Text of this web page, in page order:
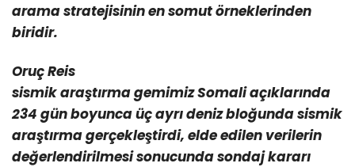
arama stratejisinin en somut örneklerinden
biridir.
Oruç Reis
sismik araştırma gemimiz Somali açıklarında
234 gün boyunca üç ayrı deniz bloğunda sismik
araştırma gerçekleştirdi, elde edilen verilerin
değerlendirilmesi sonucunda sondaj kararı